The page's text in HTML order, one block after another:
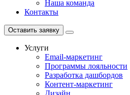
Наша команда
Контакты
Оставить заявку
Услуги
Email-маркетинг
Программы лояльности
Разработка дашбордов
Контент-маркетинг
Дизайн